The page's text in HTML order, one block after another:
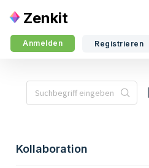
Zenkit
Anmelden Registrieren
Kollaboration